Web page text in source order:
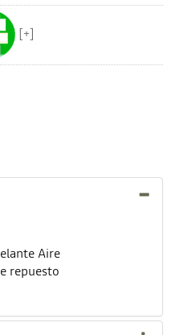
[+]
Aire
repuesto